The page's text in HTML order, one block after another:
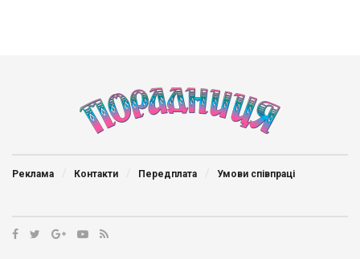
Реклама Контакти Передплата Умови співпраці